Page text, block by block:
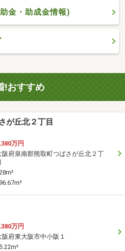
金・助成金情報)
!おすすめ
が丘北２丁目
万円
阪府泉南郡熊取町つばさが丘北２丁
万円
阪府東大阪市中小阪１